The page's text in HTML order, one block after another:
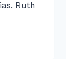
Ruth